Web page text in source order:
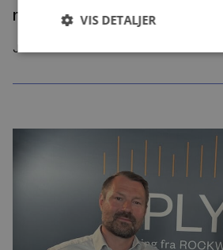
moderne børneliv
Juli 2026
VIS DETALJER